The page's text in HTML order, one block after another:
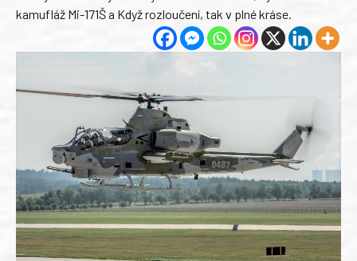
kamufláž Mi-171Š a Když rozloučení, tak v plné kráse.